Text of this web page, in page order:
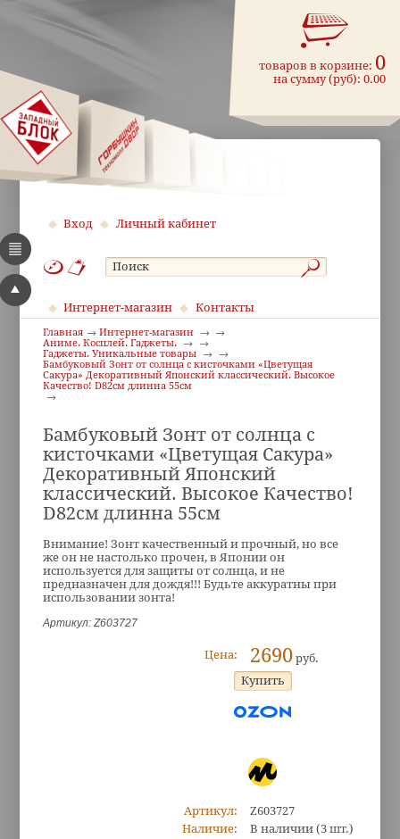
товаров в корзине: 0
на сумму (руб):0.00
Вход Личный кабинет
Интернет-магазин Контакты
Главная
Интернет-магазин
Аниме. Косплей. Гаджеты.
Гаджеты. Уникальные товары
Бамбуковый Зонт от солнца с кисточками «Цветущая
Сакура» Декоративный Японский классический. Высокое
Качество! D82см длинна 55см
Бамбуковый Зонт от солнца с
кисточками «Цветущая Сакура»
Декоративный Японский
классический. Высокое Качество!
D82см длинна 55см
Внимание! Зонт качественный и прочный, но все
же он не настолько прочен, в Японии он
используется для защиты от солнца, и не
предназначен для дождя!!! Будьте аккуратны при
использовании зонта!
Артикул: Z603727
Цена: 2690руб.
Артикул:
Z603727
Наличие:
В наличии (3 шт.)